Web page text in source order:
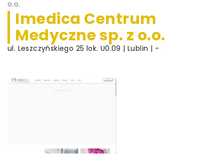
o.o.
Imedica Centrum
Medyczne sp. z o.o.
ul. Leszczyńskiego 25 lok. U0.09 | Lublin | -